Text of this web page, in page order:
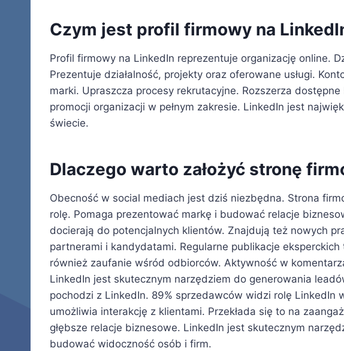
Czym jest profil firmowy na
Profil firmowy na LinkedIn reprezentuje organizację online.
Prezentuje działalność, projekty oraz oferowane usługi.
marki. Upraszcza procesy rekrutacyjne. Rozszerza dostępne
promocji organizacji w pełnym zakresie. LinkedIn jest
świecie.
Dlaczego warto założyć stronę
Obecność w social mediach jest dziś niezbędna. Strona
rolę. Pomaga prezentować markę i budować relacje
docierają do potencjalnych klientów. Znajdują też nowych
partnerami i kandydatami. Regularne publikacje
również zaufanie wśród odbiorców. Aktywność w
LinkedIn jest skutecznym narzędziem do generowania
pochodzi z LinkedIn. 89% sprzedawców widzi rolę LinkedIn
umożliwia interakcję z klientami. Przekłada się to na
głębsze relacje biznesowe. LinkedIn jest skutecznym
budować widoczność osób i firm.